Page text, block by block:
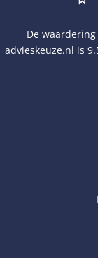
De waardering
advieskeuze.nl is